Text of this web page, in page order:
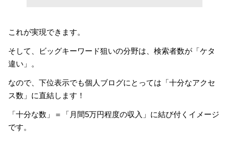
これが実現できます。
そして、ビッグキーワード狙いの分野は、検索者数が「ケタ
違い」。
なので、下位表示でも個人ブログにとっては「十分なアクセ
ス数」に直結します！
「十分な数」＝「月間5万円程度の収入」に結び付くイメージ
です。